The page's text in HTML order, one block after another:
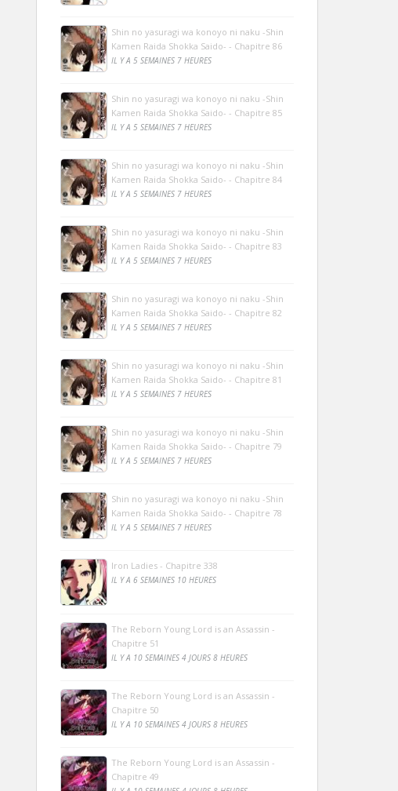
Shin no yasuragi wa konoyo ni naku -Shin
Kamen Raida Shokka Saido- - Chapitre 86
IL Y A 5 SEMAINES 7 HEURES
Shin no yasuragi wa konoyo ni naku -Shin
Kamen Raida Shokka Saido- - Chapitre 85
IL Y A 5 SEMAINES 7 HEURES
Shin no yasuragi wa konoyo ni naku -Shin
Kamen Raida Shokka Saido- - Chapitre 84
IL Y A 5 SEMAINES 7 HEURES
Shin no yasuragi wa konoyo ni naku -Shin
Kamen Raida Shokka Saido- - Chapitre 83
IL Y A 5 SEMAINES 7 HEURES
Shin no yasuragi wa konoyo ni naku -Shin
Kamen Raida Shokka Saido- - Chapitre 82
IL Y A 5 SEMAINES 7 HEURES
Shin no yasuragi wa konoyo ni naku -Shin
Kamen Raida Shokka Saido- - Chapitre 81
IL Y A 5 SEMAINES 7 HEURES
Shin no yasuragi wa konoyo ni naku -Shin
Kamen Raida Shokka Saido- - Chapitre 79
IL Y A 5 SEMAINES 7 HEURES
Shin no yasuragi wa konoyo ni naku -Shin
Kamen Raida Shokka Saido- - Chapitre 78
IL Y A 5 SEMAINES 7 HEURES
Iron Ladies - Chapitre 338
IL Y A 6 SEMAINES 10 HEURES
The Reborn Young Lord is an Assassin -
Chapitre 51
IL Y A 10 SEMAINES 4 JOURS 8 HEURES
The Reborn Young Lord is an Assassin -
Chapitre 50
IL Y A 10 SEMAINES 4 JOURS 8 HEURES
The Reborn Young Lord is an Assassin -
Chapitre 49